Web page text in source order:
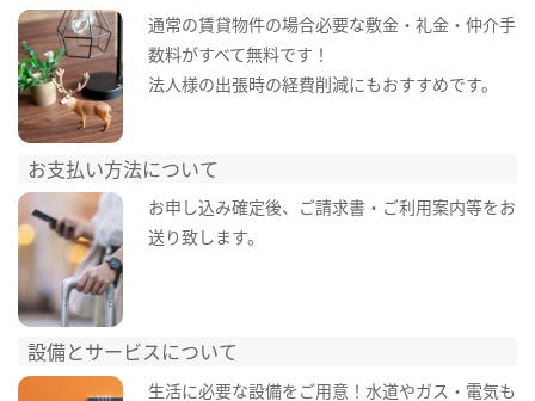
通常の賃貸物件の場合必要な敷金・礼金・仲介手
数料がすべて無料です！
法人様の出張時の経費削減にもおすすめです。
お支払い方法について
お申し込み確定後、ご請求書・ご利用案内等をお
送り致します。
設備とサービスについて
生活に必要な設備をご用意！水道やガス・電気も